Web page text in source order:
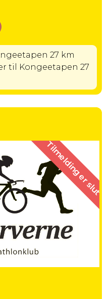
27 km
til Kongeetapen 27
Tilmelding er slut